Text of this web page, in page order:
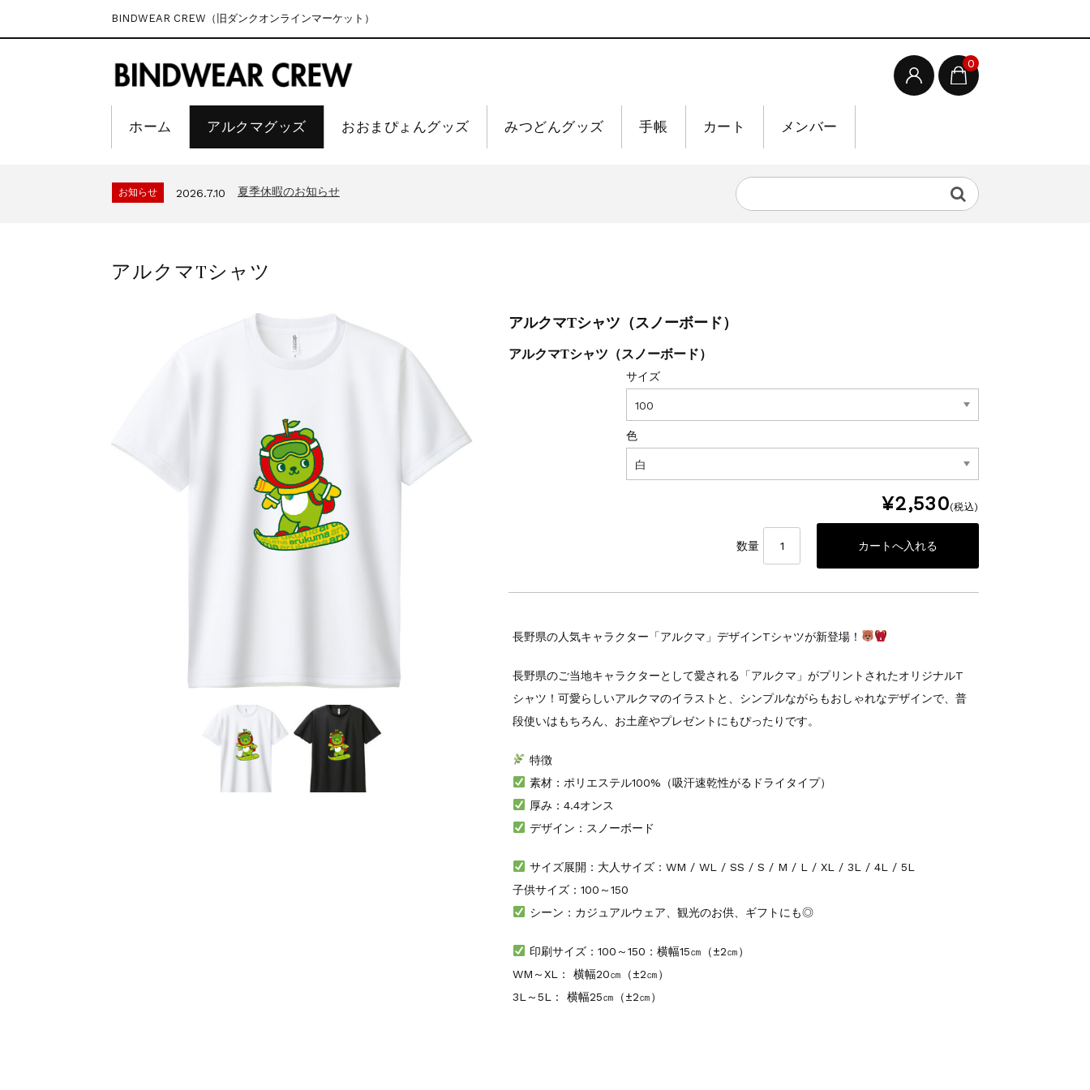
BINDWEAR CREW（旧ダンクオンラインマーケット）
0
ホーム アルクマグッズ おおまぴょんグッズ みつどんグッズ 手帳 カート メンバー
お知らせ 2026.7.10 夏季休暇のお知らせ
アルクマTシャツ
アルクマTシャツ（スノーボード）
アルクマTシャツ（スノーボード）
サイズ
色
¥2,530(税込)
数量
長野県の人気キャラクター「アルクマ」デザインTシャツが新登場！
長野県のご当地キャラクターとして愛される「アルクマ」がプリントされたオリジナルT
シャツ！可愛らしいアルクマのイラストと、シンプルながらもおしゃれなデザインで、普
段使いはもちろん、お土産やプレゼントにもぴったりです。
特徴
素材：ポリエステル100%（吸汗速乾性がるドライタイプ）
厚み：4.4オンス
デザイン：スノーボード
サイズ展開：大人サイズ：WM / WL / SS / S / M / L / XL / 3L / 4L / 5L
子供サイズ：100～150
シーン：カジュアルウェア、観光のお供、ギフトにも◎
印刷サイズ：100～150：横幅15㎝（±2㎝）
WM～XL： 横幅20㎝（±2㎝）
3L～5L： 横幅25㎝（±2㎝）